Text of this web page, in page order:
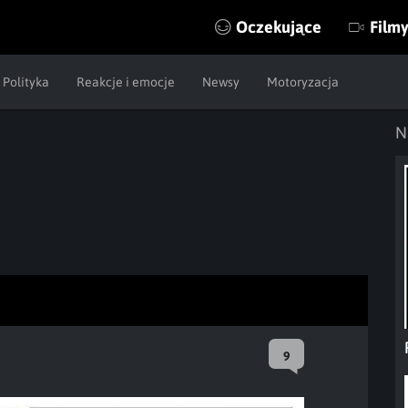
Oczekujące Filmy
Polityka Reakcje i emocje Newsy Motoryzacja
9